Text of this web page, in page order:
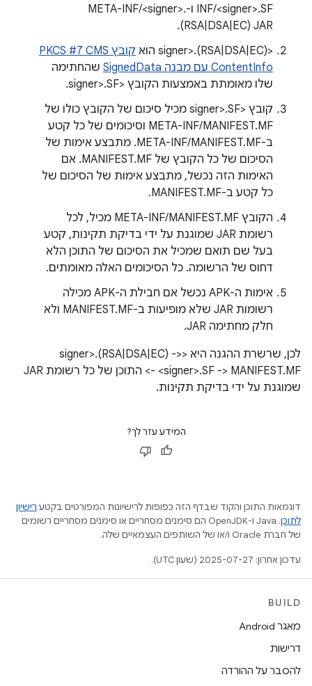
INF/<signer>.SF ו-META-INF/<signer>.
(RSA|DSA|EC) JAR.
<signer>.(RSA|DSA|EC) הוא
קובץ PKCS #7 CMS
ContentInfo עם מבנה SignedData
שהחתימה
שלו מאומתת באמצעות הקובץ <signer>.SF.
קובץ <signer>.SF מכיל סיכום של הקובץ כולו של
META-INF/MANIFEST.MF וסיכומים של כל קטע
ב-META-INF/MANIFEST.MF. מתבצע אימות של
הסיכום של כל הקובץ של MANIFEST.MF. אם
האימות הזה נכשל, מתבצע אימות של הסיכום של
כל קטע ב-MANIFEST.MF.
הקובץ META-INF/MANIFEST.MF מכיל, לכל
רשומת JAR שמוגנת על ידי בדיקת תקינות, קטע
בעל שם תואם שמכיל את הסיכום של התוכן הלא
דחוס של הרשומה. כל הסיכומים האלה מאומתים.
אימות ה-APK נכשל אם חבילת ה-APK מכילה
רשומות JAR שלא מופיעות ב-MANIFEST.MF ולא
חלק מחתימה JAR.
לכן, שרשרת ההגנה היא <signer>.(RSA|DSA|EC) ->
<signer>.SF -> MANIFEST.MF -> התוכן של כל רשומת JAR
שמוגנת על ידי בדיקת תקינות.
המידע עזר לך?
דוגמאות התוכן והקוד שבדף הזה כפופות לרישיונות המפורטים בקטע רישיון
לתוכן
.‏ Java ו-OpenJDK הם סימנים מסחריים או סימנים מסחריים רשומים
של חברת Oracle ו/או של השותפים העצמאיים שלה.
עדכון אחרון: 2025-07-27 (שעון UTC).
BUILD
מאגר Android
דרישות
להסבר על ההורדה